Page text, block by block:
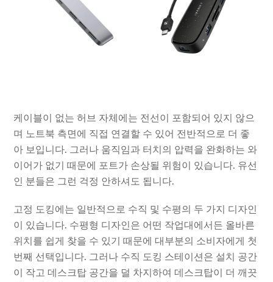
케이블이 없는 허브 자체에는 전선이 포함되어 있지 않으
며 노트북 측면에 직접 연결할 수 있어 전반적으로 더 좋
아 보입니다. 그러나 움직임과 터치의 압력을 완화하는 와
이어가 없기 때문에 포트가 손상될 위험이 있습니다. 유선
인 분들은 그런 걱정 안하셔도 됩니다.
고정 도킹에는 일반적으로 수직 및 수평의 두 가지 디자인
이 있습니다. 수평형 디자인은 어떤 작업대에서든 올바른
위치를 쉽게 찾을 수 있기 때문에 대부분의 소비자에게 첫
번째 선택입니다. 그러나 수직 도킹 스테이션은 설치 공간
이 작고 데스크탑 공간을 덜 차지하여 데스크탑이 더 깨끗